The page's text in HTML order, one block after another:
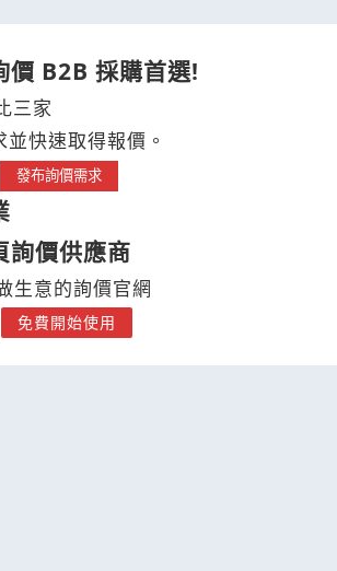
價 B2B 採購首選!
三家
快速取得報價。
發布詢價需求
詢價供應商
生意的詢價官網
免費開始使用